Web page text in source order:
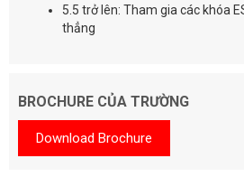
5.5 trở lên: Tham gia các khóa
thẳng
BROCHURE CỦA TRƯỜNG
Download Brochure